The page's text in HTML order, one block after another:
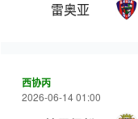
雷奥亚
西协丙
2026-06-14 01:00